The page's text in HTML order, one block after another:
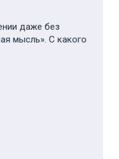
даже без
мысль». С какого